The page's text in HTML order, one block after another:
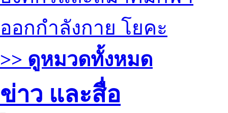
ออกกำลังกาย โยคะ
>> ดูหมวดทั้งหมด
ข่าว และสื่อ